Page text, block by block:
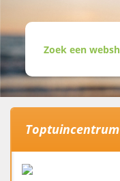
Toptuincentrum